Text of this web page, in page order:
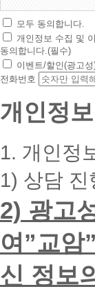
초
간
편
상
담
청
대
폰
입
력
시
면
빠
른
모두 동의합니다.
개인정보 수집 및
동의합니다.(필수)
이벤트/할인(광고
전화번호
개인정
1. 개인정
1) 상담
2) 광고
여”교암
신 정보